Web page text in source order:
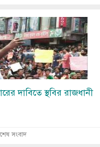
দাবিতে স্থবির রাজধানী
সংবাদ